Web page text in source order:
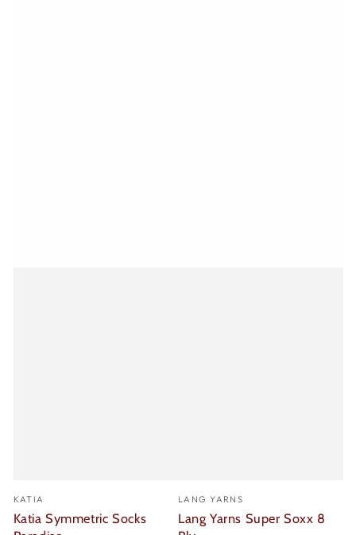
Verkäufer/in:
KATIA
Katia Symmetric Socks
Verkäufer/in:
LANG YARNS
Lang Yarns Super Soxx 8